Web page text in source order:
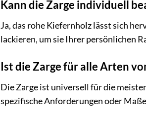
Kann die Zarge individuell
Ja, das rohe Kiefernholz lässt sich
lackieren, um sie Ihrer persönlichen
Ist die Zarge für alle Arten
Die Zarge ist universell für die
spezifische Anforderungen oder